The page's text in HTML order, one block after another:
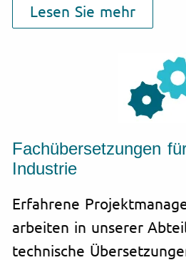
Lesen Sie mehr
Fachübersetzungen
Industrie
Erfahrene
arbeiten in unserer
technische